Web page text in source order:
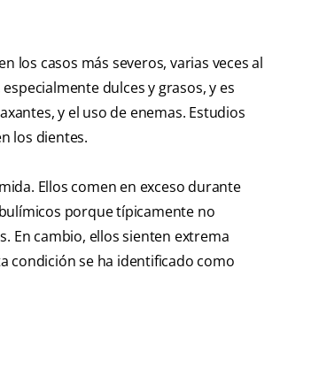
los casos más severos, varias veces al
dulces y grasos, y es
y el uso de enemas. Estudios
los dientes.
Ellos comen en exceso durante
porque típicamente no
En cambio, ellos sienten extrema
condición se ha identificado como